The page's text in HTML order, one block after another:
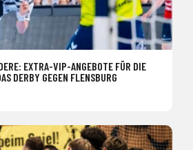
EXTRA-VIP-ANGEBOTE FÜR DIE
DERBY GEGEN FLENSBURG